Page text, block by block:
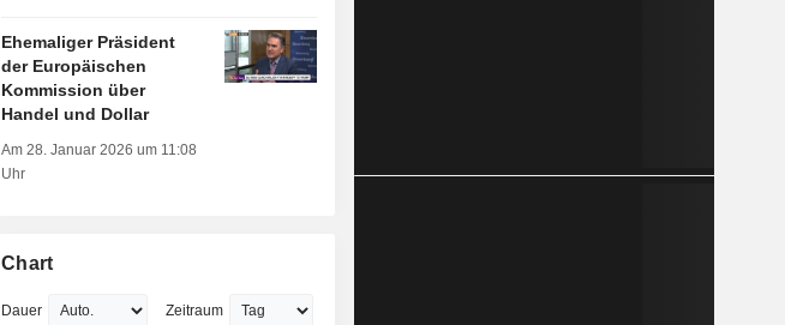
Ehemaliger Präsident
der Europäischen
Kommission über
Handel und Dollar
Am 28. Januar 2026 um 11:08
Uhr
Chart
Dauer Zeitraum